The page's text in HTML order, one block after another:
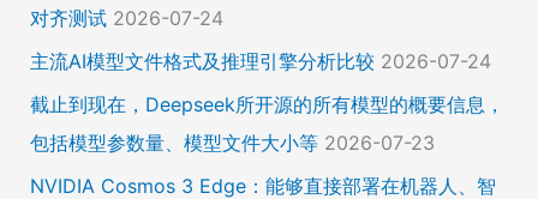
对齐测试 2026-07-24
主流AI模型文件格式及推理引擎分析比较 2026-07-24
截止到现在，Deepseek所开源的所有模型的概要信息，
包括模型参数量、模型文件大小等 2026-07-23
NVIDIA Cosmos 3 Edge：能够直接部署在机器人、智